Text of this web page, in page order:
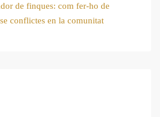
de finques: com fer-ho de
conflictes en la comunitat